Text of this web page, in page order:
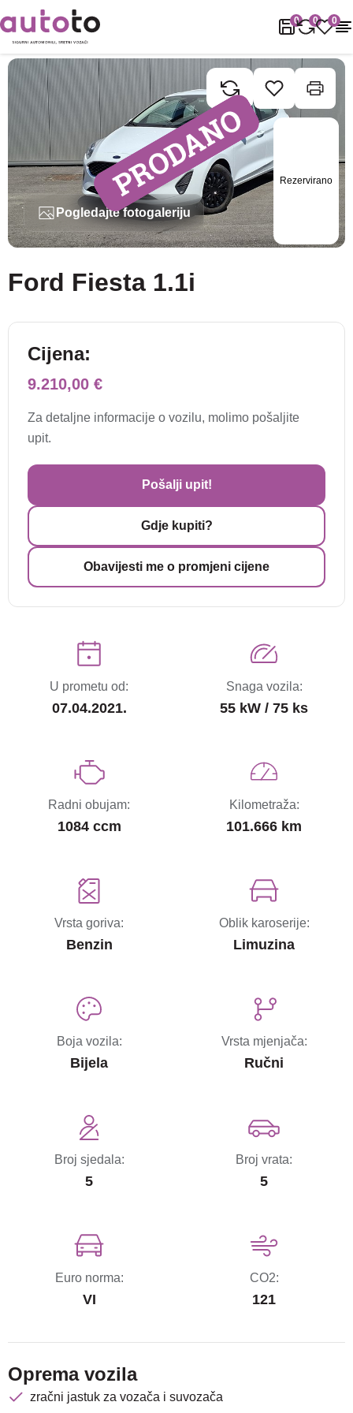
0 0 0
Naslovnica Rabljena vozila Ford Fiesta 1.1i
Rezervirano
Pogledajte fotogaleriju
Ford Fiesta 1.1i
Cijena:
9.210,00 €
Za detaljne informacije o vozilu, molimo pošaljite
upit.
Pošalji upit!
Gdje kupiti?
Obavijesti me o promjeni cijene
U prometu od:
07.04.2021.
Snaga vozila:
55 kW / 75 ks
Radni obujam:
1084 ccm
Kilometraža:
101.666 km
Vrsta goriva:
Benzin
Oblik karoserije:
Limuzina
Boja vozila:
Bijela
Vrsta mjenjača:
Ručni
Broj sjedala:
5
Broj vrata:
5
Euro norma:
VI
CO2:
121
Oprema vozila
zračni jastuk za vozača i suvozača